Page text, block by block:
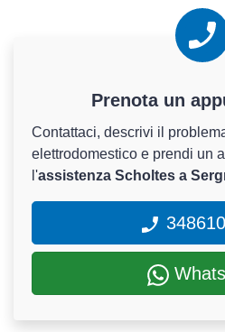
Prenota un
Contattaci, descrivi il
elettrodomestico e prendi un
l'assistenza Scholtes a